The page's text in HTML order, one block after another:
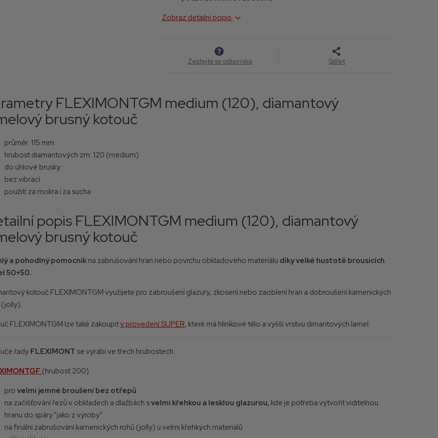
Zobraz detailní popis
Zeptejte se odborníka Sdílet
FLEXIMONTGM medium (120), diamantový
brusný kotouč
průměr: 115 mm
hrubost diamantových zrn: 120 (medium)
do úhlové brusky
bez vibrací
použití za mokra i za sucha
popis FLEXIMONTGM medium (120), diamantový
brusný kotouč
a pohodlný pomocník na zabrušování hran nebo povrchu obkladového materiálu díky velké hustotě brousících
50+50.
kotouč FLEXIMONTGM využijete pro zabroušení glazury, zkosení nebo zaoblení hran a dobroušení kamenických
(jolly).
FLEXIMONTGM lze také zakoupitv provedení SUPER, které má hliníkové tělo a vyšší vrstvu dimantových lamel.
řadyFLEXIMONT se vyrábí ve třech hrubostech:
(hrubost 200)
pro velmi jemné broušení bez otřepů
na začišťování řezů v obkladech a dlažbách svelmi křehkou a lesklou glazurou, kde je potřeba vytvořit viditelnou
hranu do spáry "jako z výroby"
na finální zabrušování kamenických rohů (jolly) u velmi křehkých materiálů